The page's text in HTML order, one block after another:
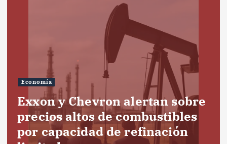
Economía
Exxon y Chevron alertan sobre
precios altos de combustibles
por capacidad de refinación